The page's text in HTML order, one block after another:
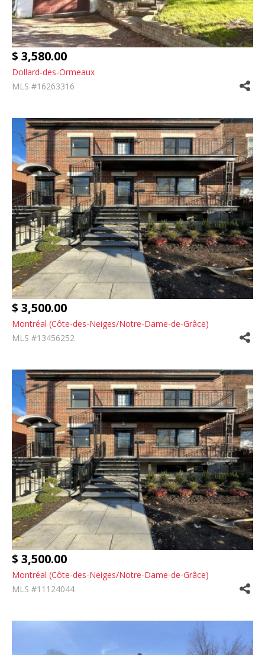
$ 3,580.00
Dollard-des-Ormeaux
MLS #16263316
$ 3,500.00
Montréal (Côte-des-Neiges/Notre-Dame-de-Grâce)
MLS #13456252
$ 3,500.00
Montréal (Côte-des-Neiges/Notre-Dame-de-Grâce)
MLS #11124044